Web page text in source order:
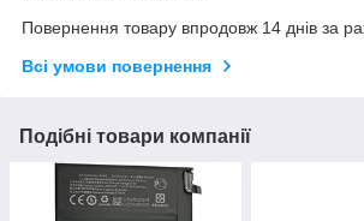
Повернення товару впродовж 14 днів за
Всі умови повернення
Подібні товари компанії